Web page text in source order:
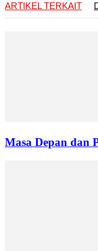
ARTIKEL TERKAIT
Masa Depan dan